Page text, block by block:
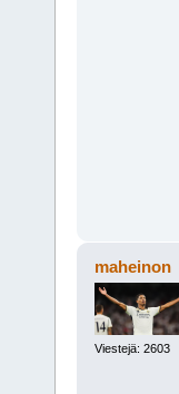
maheinon
Viestejä: 2603